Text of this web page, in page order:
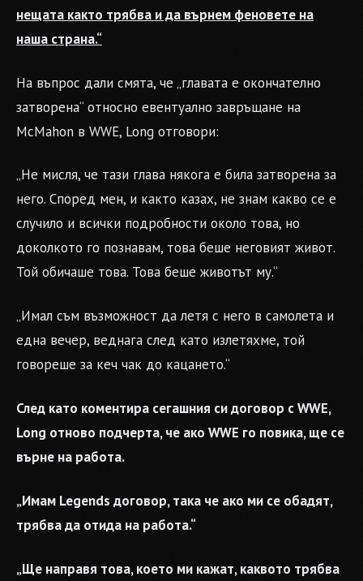
нещата както трябва и да върнем феновете на
наша страна.“
На въпрос дали смята, че „главата е окончателно
затворена“ относно евентуално завръщане на
McMahon в WWE, Long отговори:
„Не мисля, че тази глава някога е била затворена за
него. Според мен, и както казах, не знам какво се е
случило и всички подробности около това, но
доколкото го познавам, това беше неговият живот.
Той обичаше това. Това беше животът му.“
„Имал съм възможност да летя с него в самолета и
една вечер, веднага след като излетяхме, той
говореше за кеч чак до кацането.“
След като коментира сегашния си договор с WWE,
Long отново подчерта, че ако WWE го повика, ще се
върне на работа.
„Имам Legends договор, така че ако ми се обадят,
трябва да отида на работа.“
„Ще направя това, което ми кажат, каквото трябва